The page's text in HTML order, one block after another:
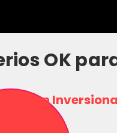
OK
en